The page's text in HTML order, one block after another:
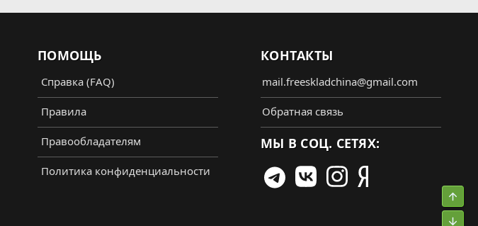
ПОМОЩЬ
Справка (FAQ)
Правила
Правообладателям
Политика конфиденциальности
КОНТАКТЫ
mail.freeskladchina@gmail.com
Обратная связь
МЫ В СОЦ. СЕТЯХ: